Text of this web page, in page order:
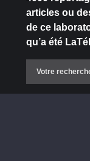
articles ou
de ce
qu’a été